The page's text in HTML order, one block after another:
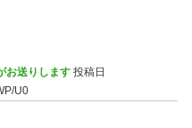
お送りします 投稿日
U0